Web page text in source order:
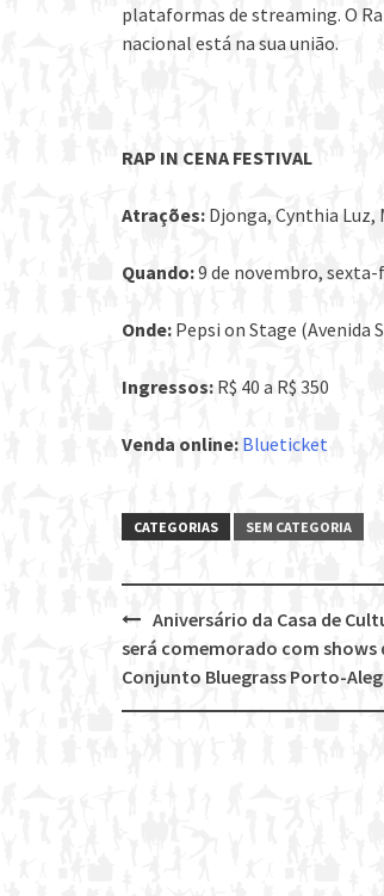
plataformas de streaming. O
nacional está na sua união.
RAP IN CENA FESTIVAL
Atrações: Djonga, Cynthia Luz,
Quando:9 de novembro,
Onde: Pepsi on Stage (Avenida
Ingressos: R$ 40 a R$ 350
Venda online: Blueticket
CATEGORIAS SEM CATEGORIA
Post
navigation
Aniversário da Casa de
será comemorado com shows
Conjunto Bluegrass Porto-